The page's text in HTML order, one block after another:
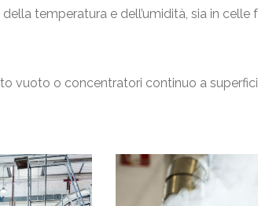
temperatura e dell’umidità, sia in
vuoto o concentratori continuo a